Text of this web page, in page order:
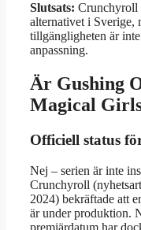
Slutsats: Crunchyroll
alternativet i Sverige,
tillgängligheten är
anpassning.
Är Gushing
Magical
Officiell status
Nej – serien är inte
Crunchyroll
2024) bekräftade att
är under produktion.
premiärdatum har